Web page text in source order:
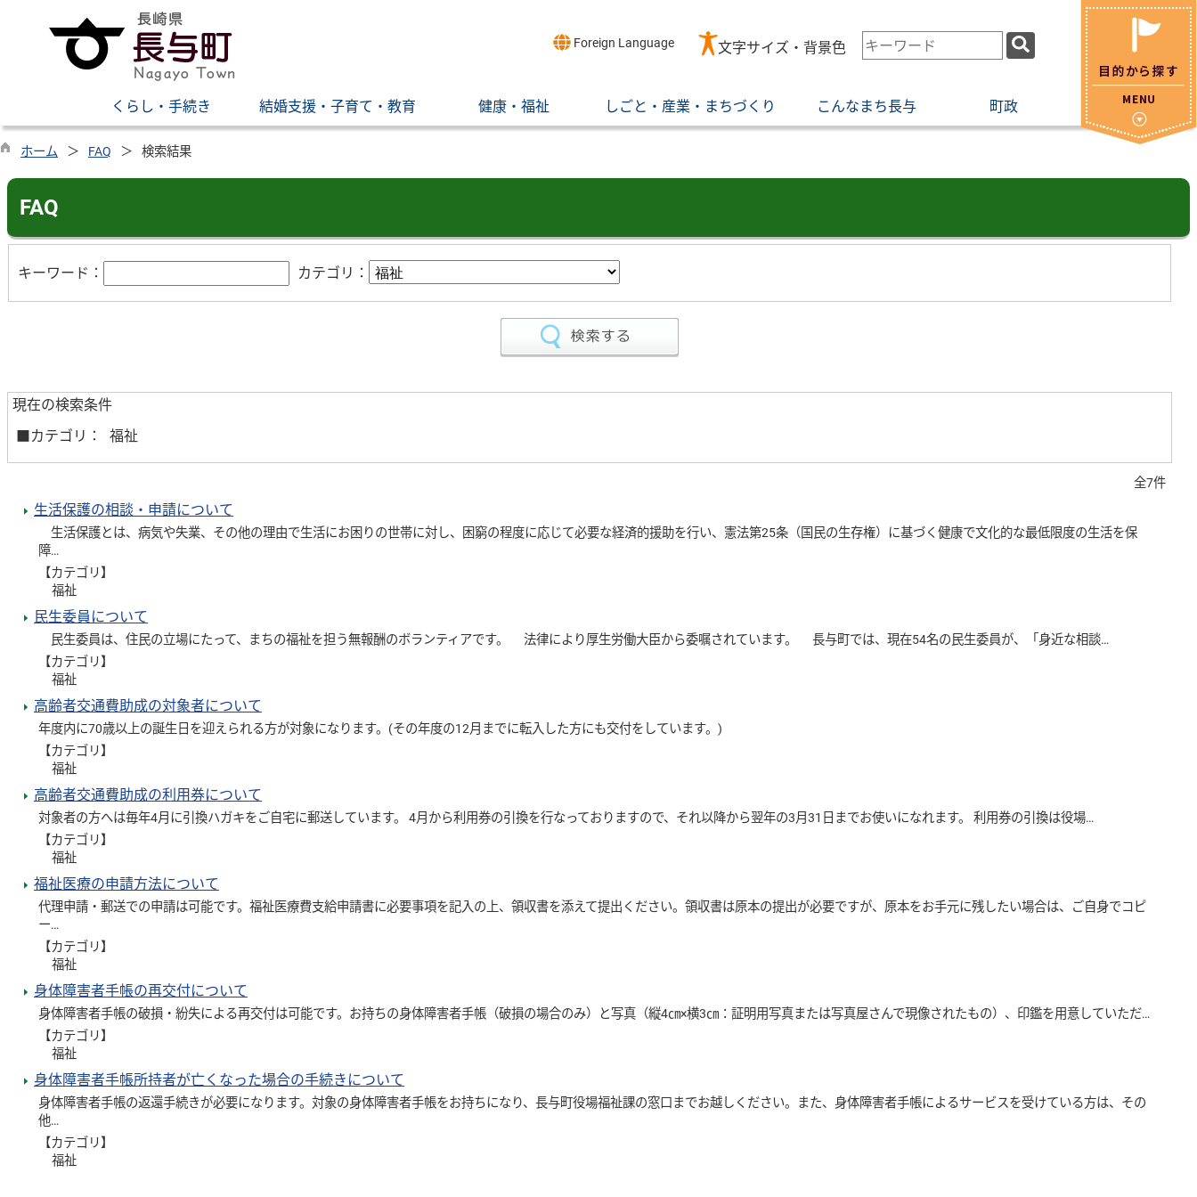
Foreign Language 文字サイズ・背景色
検
索
ー
ワ
くらし・手続き 結婚支援・子育て・教育 健康・福祉 しごと・産業・まちづくり こんなまち長与 町政
ホーム FAQ 検索結果
FAQ
キーワード： カテゴリ：
現在の検索条件
■カテゴリ：
福祉
全7件
生活保護の相談・申請について
生活保護とは、病気や失業、その他の理由で生活にお困りの世帯に対し、困窮の程度に応じて必要な経済的援助を行い、憲法第25条（国民の生存権）に基づく健康で文化的な最低限度の生活を保
障…
【カテゴリ】
福祉
民生委員について
民生委員は、住民の立場にたって、まちの福祉を担う無報酬のボランティアです。 法律により厚生労働大臣から委嘱されています。 長与町では、現在54名の民生委員が、「身近な相談…
【カテゴリ】
福祉
高齢者交通費助成の対象者について
年度内に70歳以上の誕生日を迎えられる方が対象になります。(その年度の12月までに転入した方にも交付をしています。)
【カテゴリ】
福祉
高齢者交通費助成の利用券について
対象者の方へは毎年4月に引換ハガキをご自宅に郵送しています。 4月から利用券の引換を行なっておりますので、それ以降から翌年の3月31日までお使いになれます。 利用券の引換は役場…
【カテゴリ】
福祉
福祉医療の申請方法について
代理申請・郵送での申請は可能です。福祉医療費支給申請書に必要事項を記入の上、領収書を添えて提出ください。領収書は原本の提出が必要ですが、原本をお手元に残したい場合は、ご自身でコピ
ー…
【カテゴリ】
福祉
身体障害者手帳の再交付について
身体障害者手帳の破損・紛失による再交付は可能です。お持ちの身体障害者手帳（破損の場合のみ）と写真（縦4㎝×横3㎝：証明用写真または写真屋さんで現像されたもの）、印鑑を用意していただ…
【カテゴリ】
福祉
身体障害者手帳所持者が亡くなった場合の手続きについて
身体障害者手帳の返還手続きが必要になります。対象の身体障害者手帳をお持ちになり、長与町役場福祉課の窓口までお越しください。また、身体障害者手帳によるサービスを受けている方は、その
他…
【カテゴリ】
福祉